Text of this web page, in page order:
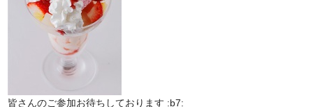
皆さんのご参加お待ちしております :b7: